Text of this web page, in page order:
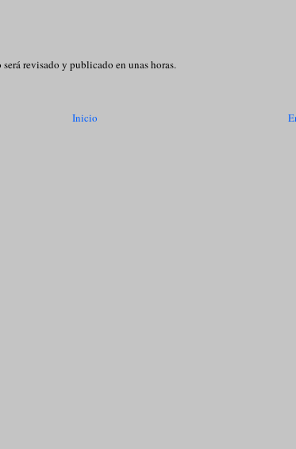
revisado y publicado en unas horas.
Inicio